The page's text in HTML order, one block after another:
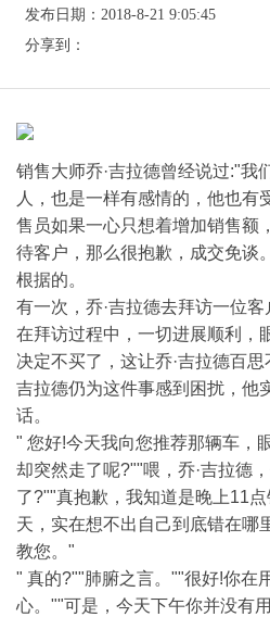
发布日期：2018-8-21 9:05:45
分享到：
销售大师乔·吉拉德曾经说过:"我
人，也是一样有感情的，他也有
售员如果一心只想着增加销售额
待客户，那么很抱歉，成交免谈
根据的。
有一次，乔·吉拉德去拜访一位客
在拜访过程中，一切进展顺利，
决定不买了，这让乔·吉拉德百
吉拉德仍为这件事感到困扰，他
话。
" 您好!今天我向您推荐那辆车，
却突然走了呢?""喂，乔·吉拉德
了?""真抱歉，我知道是晚上11
天，实在想不出自己到底错在哪
教您。"
" 真的?""肺腑之言。""很好!你在
心。""可是，今天下午你并没有